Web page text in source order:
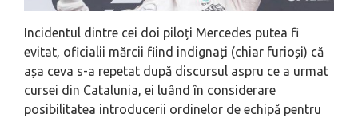
Incidentul dintre cei doi piloți Mercedes putea fi
evitat, oficialii mărcii fiind indignați (chiar furioși) că
așa ceva s-a repetat după discursul aspru ce a urmat
cursei din Catalunia, ei luând în considerare
posibilitatea introducerii ordinelor de echipă pentru